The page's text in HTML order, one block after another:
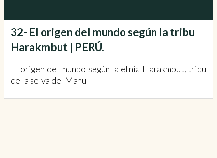
32- El origen del mundo según la tribu
Harakmbut | PERÚ.
El origen del mundo según la etnia Harakmbut, tribu
de la selva del Manu